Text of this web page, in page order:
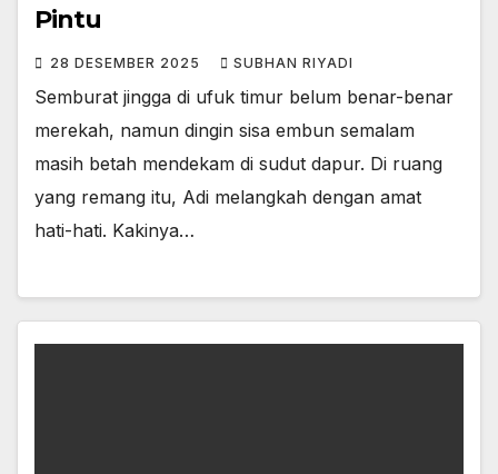
Pintu
28 DESEMBER 2025 SUBHAN RIYADI
Semburat jingga di ufuk timur belum benar-benar
merekah, namun dingin sisa embun semalam
masih betah mendekam di sudut dapur. Di ruang
yang remang itu, Adi melangkah dengan amat
hati-hati. Kakinya…